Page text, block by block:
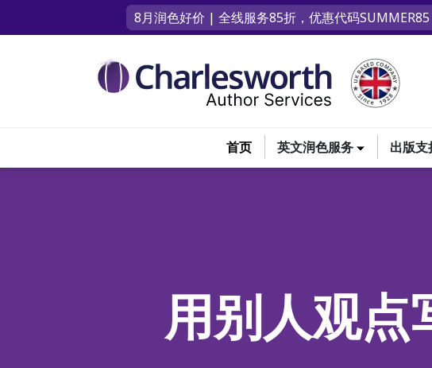
8月润色好价 | 全线服务85折，优惠代码SUMMER85
首页 英文润色服务 出版
用别人观点